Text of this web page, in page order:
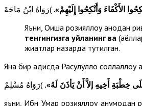
الأَكْفَاءَ وَأَنْكِحُوا إِلَيْهِمْ».
Яъни, Оиша розияллоҳу анҳодан
тенгингизга уйланинг ва
жиҳатлар назарда тутилган.
Яна бир ҳадисда Расулуллоҳ
خِطْبَةِ أَخِيهِ إلاَّ أَنْ يَأذَنَ لَهُ».
яъни, Ибн Умар розияллоҳу анҳумодан